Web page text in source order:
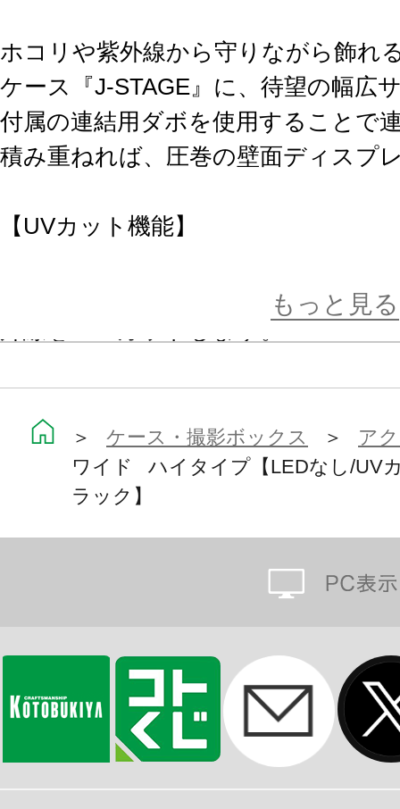
ホコリや紫外線から守りながら飾れ
ケース『J-STAGE』に、待望の幅広
付属の連結用ダボを使用することで
積み重ねれば、圧巻の壁面ディスプ
【UVカット機能】
を使用しており、コレクションの劣
クリア仕様の天面が光を取り込んで
面もクリア仕様のため連結時に下の
■メーカー：セミー工業
■最大内寸：幅67.5×高さ48×奥行
■インナーパネル（中板）：幅65×奥
■アルミシャフト：10mm角
もっと見る
＞ ケース・撮影ボックス ＞ ア
ワイド ハイタイプ【LEDなし/UV
ラック】